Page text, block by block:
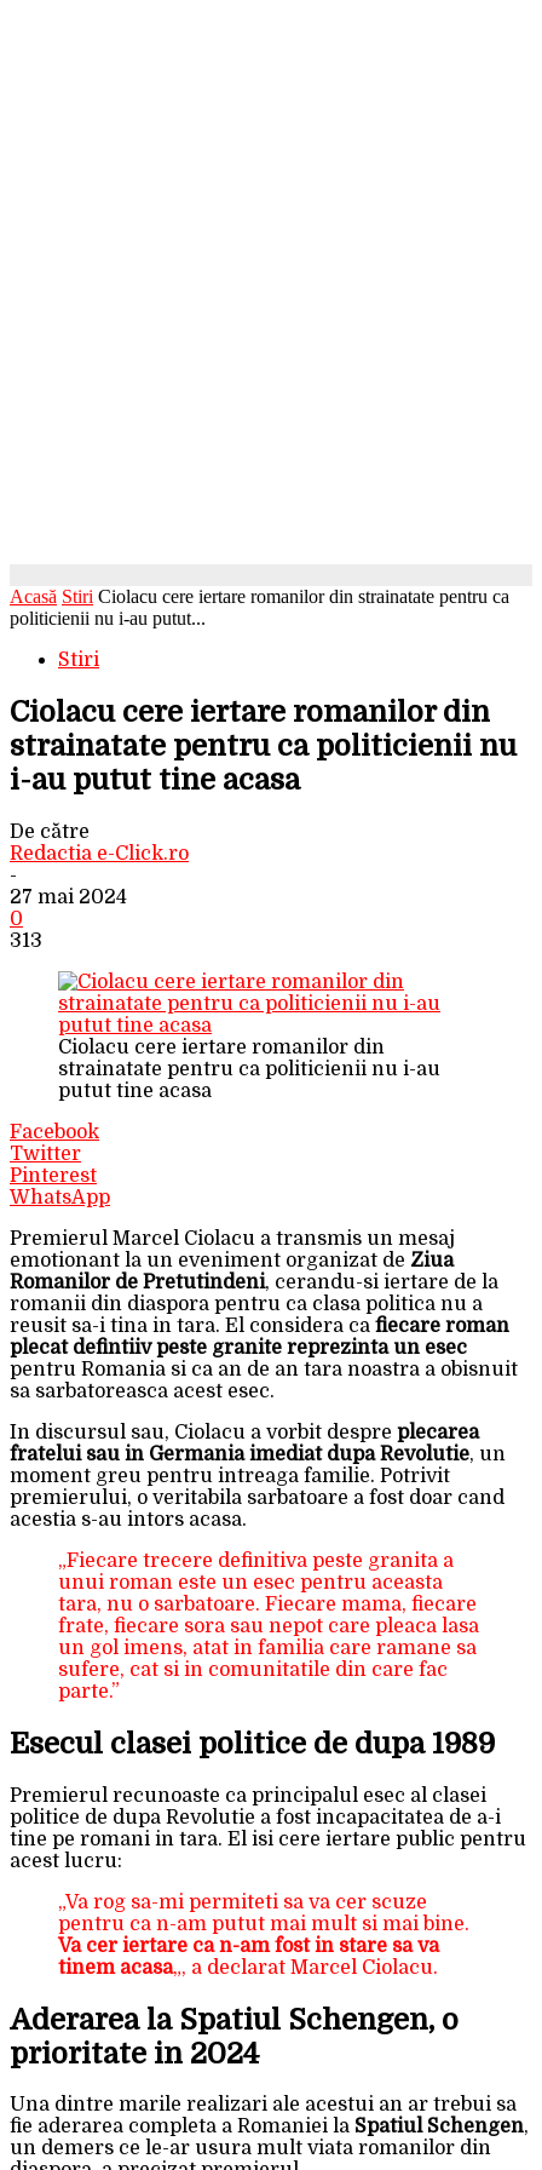
Acasă Stiri Ciolacu cere iertare romanilor din strainatate pentru ca
politicienii nu i-au putut...
Stiri
Ciolacu cere iertare romanilor din
strainatate pentru ca politicienii nu
i-au putut tine acasa
De către
Redactia e-Click.ro
-
27 mai 2024
0
313
Ciolacu cere iertare romanilor din
strainatate pentru ca politicienii nu i-au
putut tine acasa
Facebook
Twitter
Pinterest
WhatsApp
Premierul Marcel Ciolacu a transmis un mesaj
emotionant la un eveniment organizat de Ziua
Romanilor de Pretutindeni, cerandu-si iertare de la
romanii din diaspora pentru ca clasa politica nu a
reusit sa-i tina in tara. El considera ca fiecare roman
plecat defintiiv peste granite reprezinta un esec
pentru Romania si ca an de an tara noastra a obisnuit
sa sarbatoreasca acest esec.
In discursul sau, Ciolacu a vorbit despre plecarea
fratelui sau in Germania imediat dupa Revolutie, un
moment greu pentru intreaga familie. Potrivit
premierului, o veritabila sarbatoare a fost doar cand
acestia s-au intors acasa.
„Fiecare trecere definitiva peste granita a
unui roman este un esec pentru aceasta
tara, nu o sarbatoare. Fiecare mama, fiecare
frate, fiecare sora sau nepot care pleaca lasa
un gol imens, atat in familia care ramane sa
sufere, cat si in comunitatile din care fac
parte.”
Esecul clasei politice de dupa 1989
Premierul recunoaste ca principalul esec al clasei
politice de dupa Revolutie a fost incapacitatea de a-i
tine pe romani in tara. El isi cere iertare public pentru
acest lucru:
„Va rog sa-mi permiteti sa va cer scuze
pentru ca n-am putut mai mult si mai bine.
Va cer iertare ca n-am fost in stare sa va
tinem acasa„, a declarat Marcel Ciolacu.
Aderarea la Spatiul Schengen, o
prioritate in 2024
Una dintre marile realizari ale acestui an ar trebui sa
fie aderarea completa a Romaniei la Spatiul Schengen,
un demers ce le-ar usura mult viata romanilor din